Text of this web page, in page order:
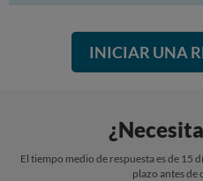
INICIAR UNA
El tiempo medio de respuesta es de 15
plazo antes de